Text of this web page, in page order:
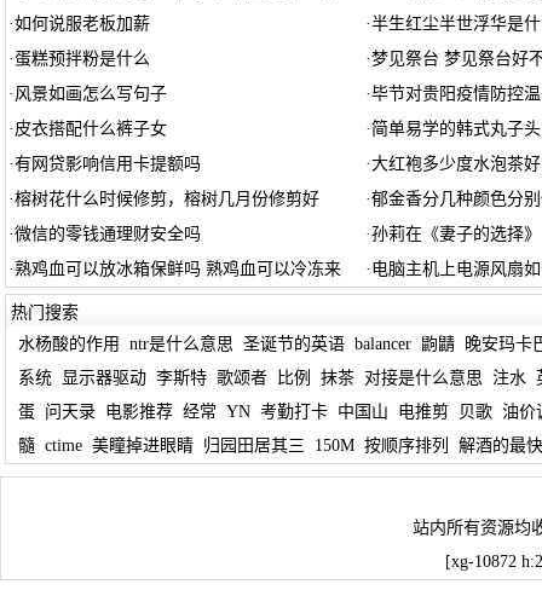
·如何说服老板加薪 ·半生红尘半世浮华是
·蛋糕预拌粉是什么 ·梦见祭台 梦见祭台好
· 风景如画怎么写句子 ·毕节对贵阳疫情防控
· 皮衣搭配什么裤子女 ·简单易学的韩式丸子
·有网贷影响信用卡提额吗 ·大红袍多少度水泡茶好
·榕树花什么时候修剪，榕树几月份修剪好 ·郁金香分几种颜色分
·微信的零钱通理财安全吗 ·孙莉在《妻子的选择
·熟鸡血可以放冰箱保鲜吗 熟鸡血可以冷冻来 · 电脑主机上电源风扇
热门搜索
水杨酸的作用
ntr是什么意思 圣诞节的英语 balancer 鼩鼱
晚安玛卡
系统
显示器驱动 李斯特 歌颂者 比例 抹茶 对接是什么意思 注水
蛋
问天录 电影推荐 经常 YN 考勤打卡 中国山 电推剪 贝歌 油价
髓 ctime 美瞳掉进眼睛 归园田居其三 150M 按顺序排列 解酒的最
站内所有资源均
[xg-10872